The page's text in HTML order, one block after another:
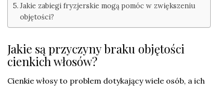
Jakie zabiegi fryzjerskie mogą pomóc w zwiększeniu
objętości?
Jakie są przyczyny braku objętości
cienkich włosów?
Cienkie włosy to problem dotykający wiele osób, a ich